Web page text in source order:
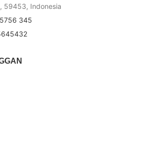
59453, Indonesia
345